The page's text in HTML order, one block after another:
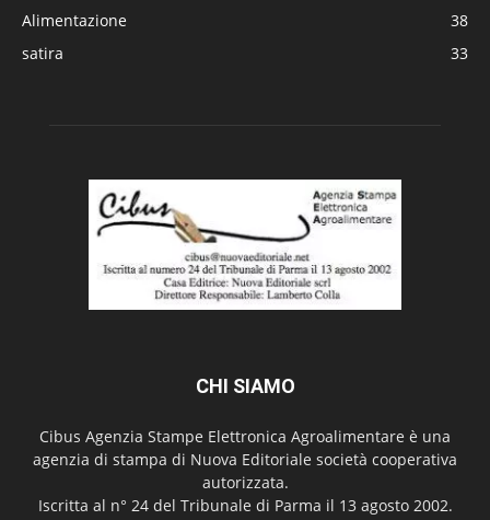
Alimentazione
38
satira
33
CHI SIAMO
Cibus Agenzia Stampe Elettronica Agroalimentare è una
agenzia di stampa di Nuova Editoriale società cooperativa
autorizzata.
Iscritta al n° 24 del Tribunale di Parma il 13 agosto 2002.